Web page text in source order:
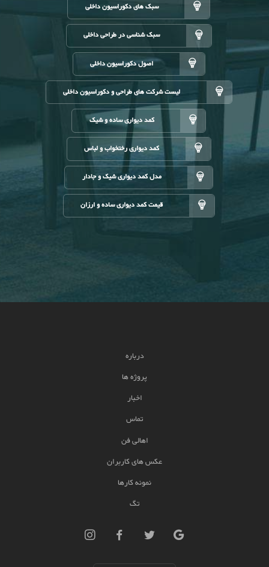
سبک های دکوراسیون داخلی
سبک شناسی در طراحی داخلی
اصول دکوراسیون داخلی
لیست شرکت های طراحی و دکوراسیون داخلی
کمد دیواری ساده و شیک
کمد دیواری رختخواب و لباس
مدل کمد دیواری شیک و جادار
قیمت کمد دیواری ساده و ارزان
درباره
پروژه ها
اخبار
تماس
اهالی فن
عکس های کاربران
نمونه کارها
تگ